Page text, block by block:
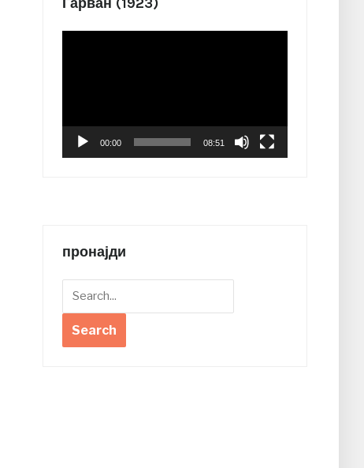
Гарван (1923)
00:00 08:51
пронајди